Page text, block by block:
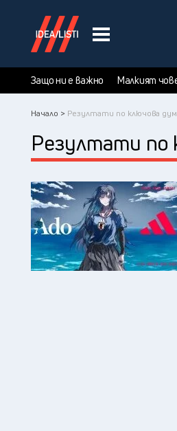
Защо ни е важно Малкият
Начало > Резултати по ключова
Резултати по